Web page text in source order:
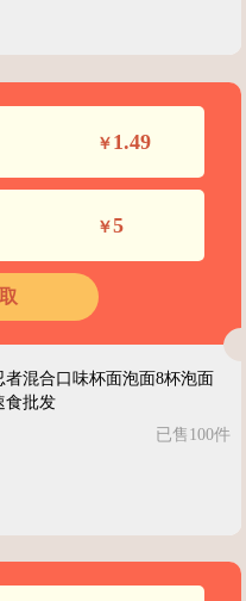
￥ 1.49
￥5
者混合口味杯面泡面8杯泡面
食批发
已售100件